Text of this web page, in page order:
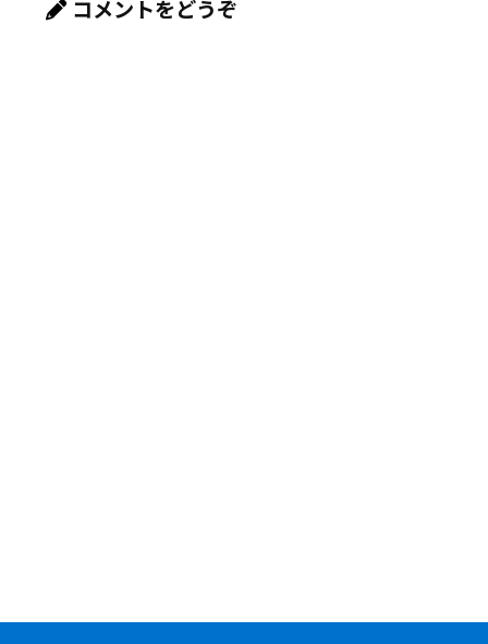
コメントをどうぞ